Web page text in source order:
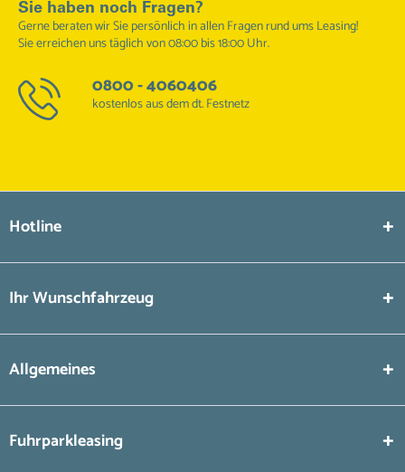
Sie haben noch Fragen?
Gerne beraten wir Sie persönlich in allen Fragen rund ums Leasing!
Sie erreichen uns täglich von 08:00 bis 18:00 Uhr.
0800 - 4060406
kostenlos aus dem dt. Festnetz
Hotline
Ihr Wunschfahrzeug
Allgemeines
Fuhrparkleasing